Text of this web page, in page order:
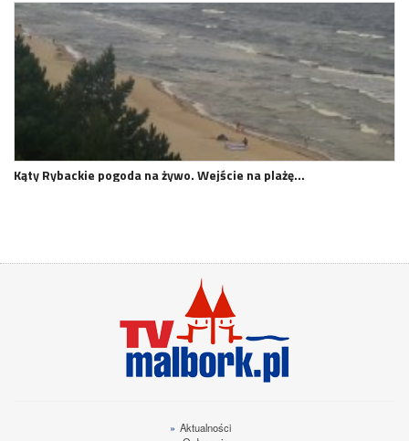
Kąty Rybackie pogoda na żywo. Wejście na plażę…
» Aktualności